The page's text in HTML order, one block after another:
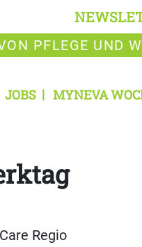
PFLEGE UND
JOBS MYNEVA
Regio